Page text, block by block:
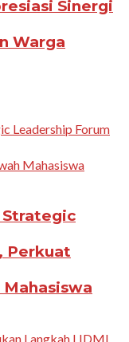
Sinergi
Warga
Strategic
Perkuat